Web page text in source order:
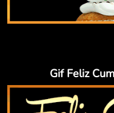
Gif Feliz